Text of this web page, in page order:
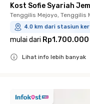
Kost Sofie Syariah
Tenggilis Mejoyo, Tenggilis
4.0 km dari stasiun
mulai dari Rp1.700.000
Lihat info lebih banyak